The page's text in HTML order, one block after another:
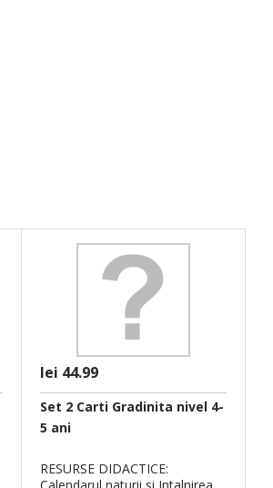
lei 44.99
Set 2 Carti Gradinita nivel 4-
5 ani
RESURSE DIDACTICE:
Calendarul naturii si Intalnirea